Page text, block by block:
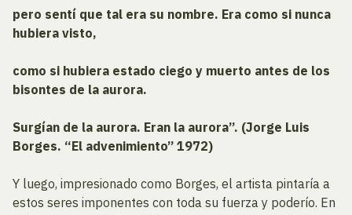
pero sentí que tal era su nombre. Era como si nunca
hubiera visto,
como si hubiera estado ciego y muerto antes de los
bisontes de la aurora.
Surgían de la aurora. Eran la aurora”. (Jorge Luis
Borges. “El advenimiento” 1972)
Y luego, impresionado como Borges, el artista pintaría a
estos seres imponentes con toda su fuerza y poderío. En